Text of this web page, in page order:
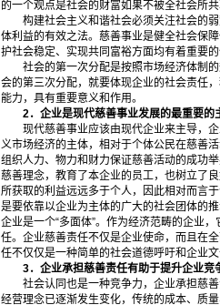
的一个观点是社会的财富如果不被全社会所
构建社会主义和谐社会必须关注社会的弱
体利益的有效之法。慈善事业是健全社会保
护社会稳定、实现共同富裕方面均有着重要的
社会的第一次分配是按照市场经济体制的
会的第三次分配，就要体现企业的社会责任
能力，具有重要意义和作用。
2 ．企业是现代慈善事业发展的最重要的
现代慈善事业应该由现代企业来主导，企
义市场经济的主体，相对于个体公民在慈善
组织人力、物力和财力保证慈善活动的成功
慈善理念，教育了本企业的员工，也树立了
所获取的利益远远多于个人，因此相对而言
是要依靠以企业为主体的广大的社会团体的推
企业是一个“多面体”。作为经济范畴的企业
任。企业慈善责任不仅是企业使命，而且在
任不仅仅是一种简单的社会道德呼吁和企业
3．企业承担慈善责任有助于提升企业竞
社会认同也是一种竞争力，企业承担慈善
经营理念已逐渐发生变化，传统的成本、质